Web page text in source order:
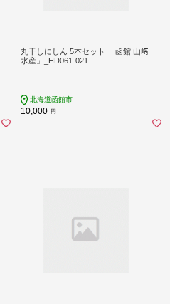
丸干しにしん 5本セット 「函館 山﨑
水産」_HD061-021
北海道函館市
10,000 円